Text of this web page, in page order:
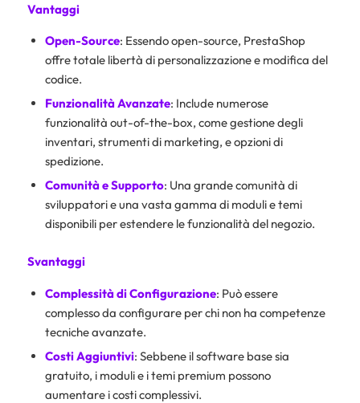
Vantaggi
Open-Source: Essendo open-source, PrestaShop
offre totale libertà di personalizzazione e modifica del
codice.
Funzionalità Avanzate: Include numerose
funzionalità out-of-the-box, come gestione degli
inventari, strumenti di marketing, e opzioni di
spedizione.
Comunità e Supporto: Una grande comunità di
sviluppatori e una vasta gamma di moduli e temi
disponibili per estendere le funzionalità del negozio.
Svantaggi
Complessità di Configurazione: Può essere
complesso da configurare per chi non ha competenze
tecniche avanzate.
Costi Aggiuntivi: Sebbene il software base sia
gratuito, i moduli e i temi premium possono
aumentare i costi complessivi.